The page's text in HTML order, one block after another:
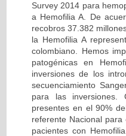
Survey 2014 para
a Hemofilia A. De
recobros 37.382
la Hemofilia A
colombiano. Hemos
patogénicas en
inversiones de los
secuenciamiento
para las inversiones.
presentes en el 90%
referente Nacional
pacientes con